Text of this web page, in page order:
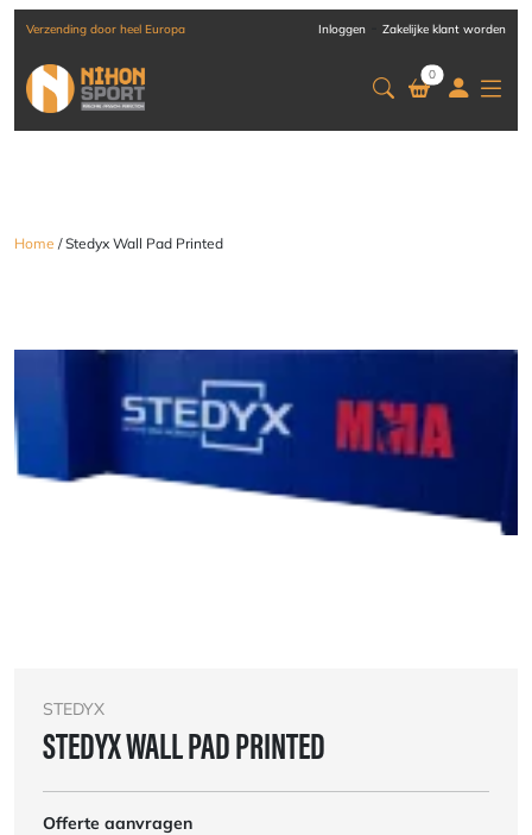
Verzending door heel Europa Inloggen Zakelijke klant worden
0
Home / Stedyx Wall Pad Printed
STEDYX
STEDYX WALL PAD PRINTED
Offerte aanvragen